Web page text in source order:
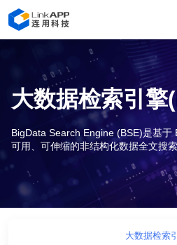
大数据检索引擎
BigData Search Engine (BSE)是基
可用、可伸缩的非结构化数据全文搜索
大数据检索